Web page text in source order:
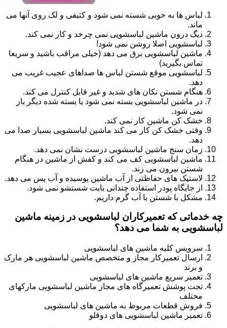
لباس ها به خوبی شسته نمی شود و کثیفی و لک روی آنها می
ماند.
دیگ درون ماشین لباسشویی نمی چرخد و کار نمی کند.
لباسشویی اصلا روشن نمی شود!
ماشین لباسشویی برق می دهد (خیلی مراقب باشید و سریعا
تماس بگیرید)
لباسشویی موقع شستن لباس ها صداهای عجیب غریب می
دهد.
هنگام شستن تکان های شدید و غیر قابل کنترل می کند.
در ماشین لباسشویی بسته نمی شود یا بسته شده دیگر باز
نمی شود.
خشک کن ماشین کار نمی کند.
وقتی خشک کن کار می کند ماشین لباسشویی بسیار صدا می
دهد.
زمان سنج ماشین لباسشویی درست نشان نمی دهد.
ماشین لباسشویی کف می کند و کفش از ماشین در هنگام
شستن بیرون می زند.
لاستیک های حفاظتی از آب ماشین پوسیده و آب پس می دهد.
از جایگاه پودر استفاده چندانی بابت شستشو نمی شود.
مشکل با شستن با آب گرم داریم.
چه خدماتی که تعمیرکاران لباسشویی در زمینه ماشین
لباسشویی به شما می دهد؟
سرویس کلیه ماشین های لباسشویی
ارسال تعمیرکار مجاز و متخصص ماشین لباسشویی هر مارک
و برند
تعمیر سریع ماشین های لباسشویی
تحت پوشش تعمیرگاه های مجاز ماشین لباسشویی مارکهای
مختلف
فروش قطعات مربوط به ماشین های لباسشویی
تعمیر ماشین لباسشویی های دوقلو